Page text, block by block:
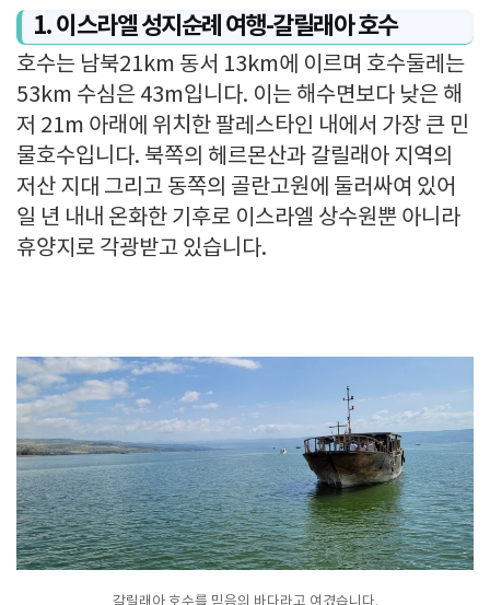
1. 이스라엘 성지순례 여행-갈릴래아 호수
호수는 남북21km 동서 13km에 이르며 호수둘레는
53km 수심은 43m입니다. 이는 해수면보다 낮은 해
저 21m 아래에 위치한 팔레스타인 내에서 가장 큰 민
물호수입니다. 북쪽의 헤르몬산과 갈릴래아 지역의
저산 지대 그리고 동쪽의 골란고원에 둘러싸여 있어
일 년 내내 온화한 기후로 이스라엘 상수원뿐 아니라
휴양지로 각광받고 있습니다.